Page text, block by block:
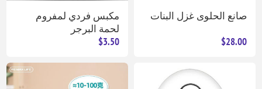
صانع الحلوى غزل البنات
$28.00
مكبس فردي لمفروم
لحمة البرجر
$3.50